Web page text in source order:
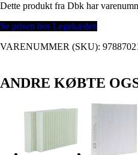
Dette produkt fra Dbk har
Se prisen hos Legekæden
VARENUMMER (SKU):
ANDRE KØBTE